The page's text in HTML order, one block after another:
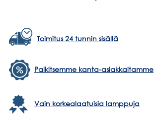
Toimitus 24 tunnin sisällä
Palkitsemme kanta-asiakkaitamme
Vain korkealaatuisia lamppuja